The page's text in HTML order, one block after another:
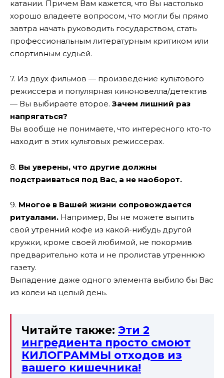
катании. Причем Вам кажется, что Вы настолько
хорошо владеете вопросом, что могли бы прямо
завтра начать руководить государством, стать
профессиональным литературным критиком или
спортивным судьей.
7. Из двух фильмов — произведение культового
режиссера и популярная киноновелла/детектив
— Вы выбираете второе. Зачем лишний раз
напрягаться?
Вы вообще не понимаете, что интересного кто-то
находит в этих культовых режиссерах.
8. Вы уверены, что другие должны
подстраиваться под Вас, а не наоборот.
9. Многое в Вашей жизни сопровождается
ритуалами. Например, Вы не можете выпить
свой утренний кофе из какой-нибудь другой
кружки, кроме своей любимой, не покормив
предварительно кота и не пролистав утреннюю
газету.
Выпадение даже одного элемента выбило бы Вас
из колеи на целый день.
Читайте также: Эти 2
ингредиента просто смоют
КИЛОГРАММЫ отходов из
вашего кишечника!